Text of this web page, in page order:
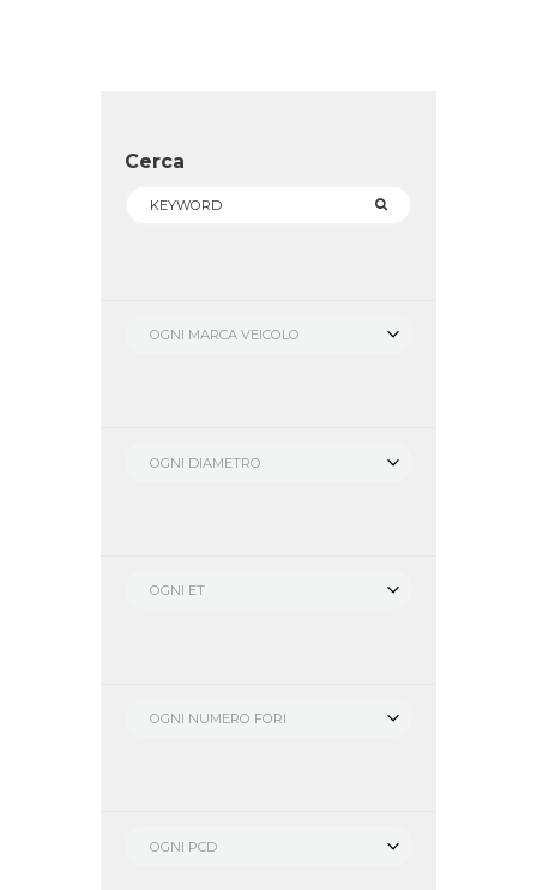
Cerca
OGNI MARCA VEICOLO
OGNI DIAMETRO
OGNI ET
OGNI NUMERO FORI
OGNI PCD